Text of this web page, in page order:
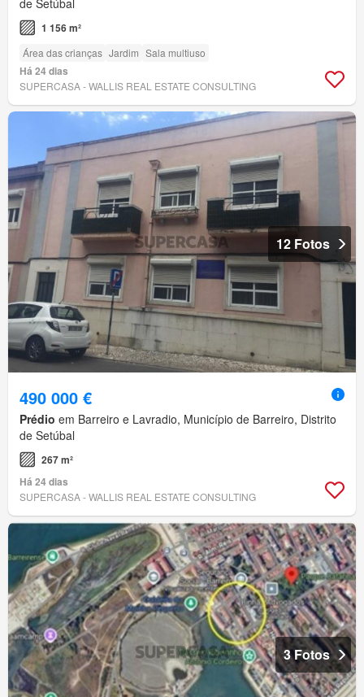
de Setúbal
1 156 m²
Área das crianças Jardim Sala multiuso
Há 24 dias
SUPERCASA - WALLIS REAL ESTATE CONSULTING
12 Fotos
490 000 €
Prédio em Barreiro e Lavradio, Município de Barreiro, Distrito
de Setúbal
267 m²
Há 24 dias
SUPERCASA - WALLIS REAL ESTATE CONSULTING
3 Fotos